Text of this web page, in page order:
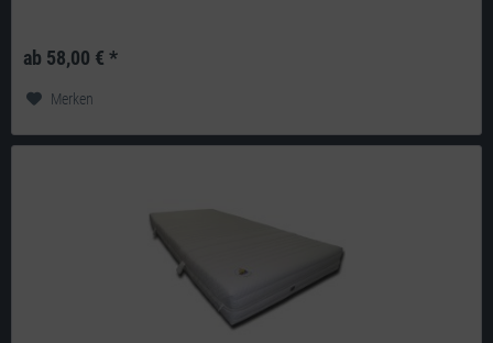
ab 58,00 € *
Merken